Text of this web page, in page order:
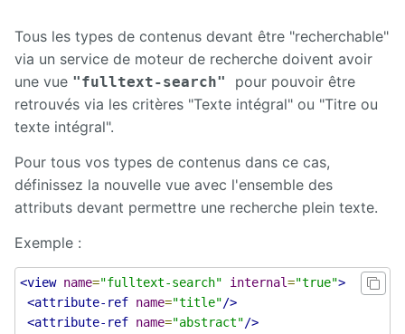
Tous les types de contenus devant être "recherchable"
via un service de moteur de recherche doivent avoir
une vue "fulltext-search" pour pouvoir être
retrouvés via les critères "Texte intégral" ou "Titre ou
texte intégral".
Pour tous vos types de contenus dans ce cas,
définissez la nouvelle vue avec l'ensemble des
attributs devant permettre une recherche plein texte.
Exemple :
<view name="fulltext-search" internal="true">
<attribute-ref name="title"/>
<attribute-ref name="abstract"/>